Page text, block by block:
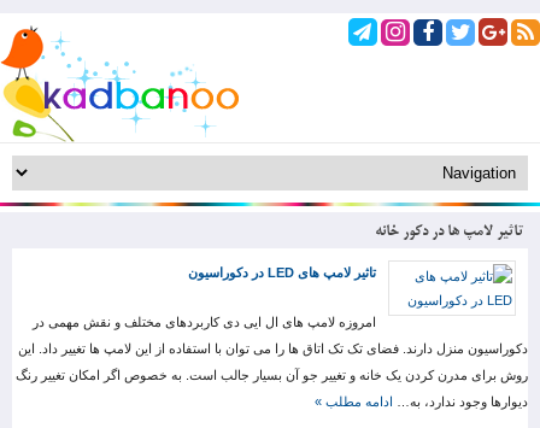
تاثیر لامپ ها در دکور خانه
تاثیر لامپ های LED در دکوراسیون
امروزه لامپ های ال ایی دی کاربردهای مختلف و نقش مهمی در
دکوراسیون منزل دارند. فضای تک تک اتاق ها را می توان با استفاده از این لامپ ها تغییر داد. این
روش برای مدرن کردن یک خانه و تغییر جو آن بسیار جالب است. به خصوص اگر امکان تغییر رنگ
دیوارها وجود ندارد، به… ادامه مطلب »